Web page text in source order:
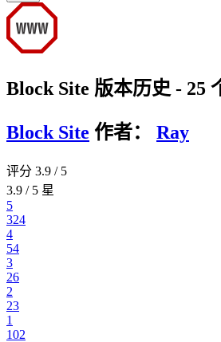
Block Site 版本历史 - 25
Block Site 作者： Ray
评分 3.9 / 5
3.9 / 5 星
5
324
4
54
3
26
2
23
1
102